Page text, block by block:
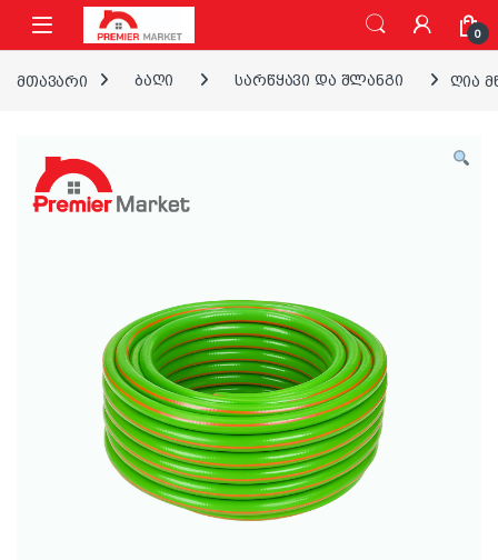
ნავიგაციაზე გადასვლა
შინაარსზე გადასვლა
0
მთავარი ბაღი სარწყავი და შლანგი ღია